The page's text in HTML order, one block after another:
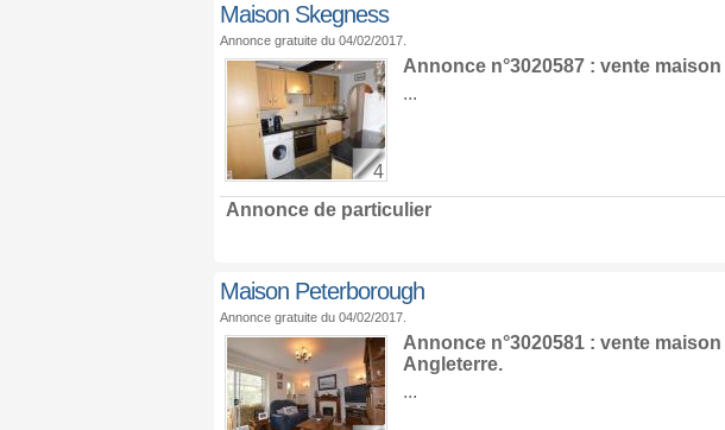
Maison Skegness
Annonce gratuite du 04/02/2017.
4
Annonce n°3020587 : vente maison
...
Annonce de particulier
Maison Peterborough
Annonce gratuite du 04/02/2017.
Annonce n°3020581 : vente maison
Angleterre.
...